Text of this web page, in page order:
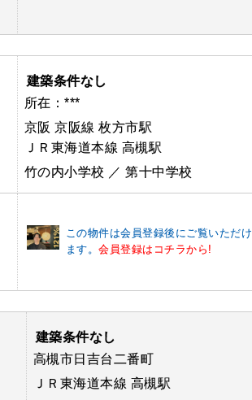
建築条件なし
所在：***
京阪 京阪線 枚方市駅
ＪＲ東海道本線 高槻駅
竹の内小学校 ／ 第十中学校
この物件は会員登録後にご覧いただけ
ます。会員登録はコチラから!
建築条件なし
高槻市日吉台二番町
ＪＲ東海道本線 高槻駅